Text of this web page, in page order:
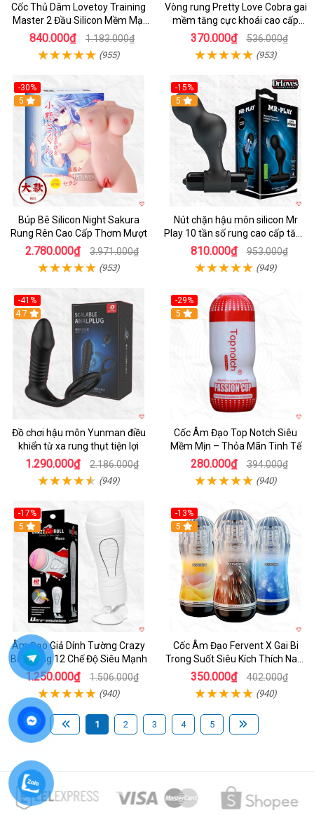
Cốc Thủ Dâm Lovetoy Training
Master 2 Đầu Silicon Mềm Mại
Tiện Lợi
840.000₫ 1.183.000₫
(955)
Vòng rung Pretty Love Cobra gai
mềm tăng cực khoái cao cấp
chính hãng
370.000₫ 536.000₫
(953)
-30%
Hot
5
Búp Bê Silicon Night Sakura
Rung Rên Cao Cấp Thơm Mượt
2.780.000₫ 3.971.000₫
(953)
-15%
Hot
5
Nút chặn hậu môn silicon Mr
Play 10 tần số rung cao cấp tăng
khoái cảm
810.000₫ 953.000₫
(949)
-41%
Hot
4.7
Đồ chơi hậu môn Yunman điều
khiển từ xa rung thụt tiện lợi
1.290.000₫ 2.186.000₫
(949)
-29%
5
Cốc Âm Đạo Top Notch Siêu
Mềm Mịn – Thỏa Mãn Tinh Tế
280.000₫ 394.000₫
(940)
-17%
5
Âm Đạo Giả Dính Tường Crazy
Bull Rung 12 Chế Độ Siêu Mạnh
1.250.000₫ 1.506.000₫
(940)
-13%
Hot
5
Cốc Âm Đạo Fervent X Gai Bi
Trong Suốt Siêu Kích Thích Nam
Giới
350.000₫ 402.000₫
(940)
1 2 3 4 5